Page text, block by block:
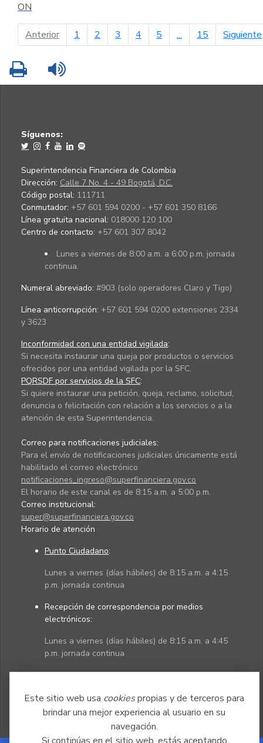
Este sitio web usa cookiespropias y de terceros para
brindar una mejor experiencia al usuario en su
navegación.
ON
Anteriorpágina anterior
1 2 3 4 5 ... 15 Siguiente
Imprimir
Síguenos:
Superintendencia Financiera de Colombia
Dirección: Calle 7 No. 4 - 49 Bogotá, D.C.
Código postal: 111711
Conmutador: +57 601 594 0200 - +57 601 350 8166
Línea gratuita nacional: 018000 120 100
Centro de contacto: +57 601 307 8042
Lunes a viernes de 8:00 a.m. a 6:00 p.m. jornada
continua.
Numeral abreviado: #903 (solo operadores Claro y Tigo)
Línea anticorrupción: +57 601 594 0200 extensiones 2334
y 3623
Inconformidad con una entidad vigilada:
Si necesita instaurar una queja por productos o servicios
ofrecidos por una entidad vigilada por la SFC.
PQRSDF por servicios de la SFC:
Si quiere instaurar una petición, queja, reclamo, solicitud,
denuncia o felicitación con relación a los servicios o a la
atención de esta Superintendencia.
Correo para notificaciones judiciales:
Para el envío de notificaciones judiciales únicamente está
habilitado el correo electrónico
notificaciones_ingreso@superfinanciera.gov.co
El horario de este canal es de 8:15 a.m. a 5:00 p.m.
Correo institucional:
super@superfinanciera.gov.co
Horario de atención
Punto Ciudadano:
Lunes a viernes (días hábiles) de 8:15 a.m. a 4:15
p.m. jornada continua
Recepción de correspondencia por medios
electrónicos:
Lunes a viernes (días hábiles) de 8:15 a.m. a 4:45
p.m. jornada continua